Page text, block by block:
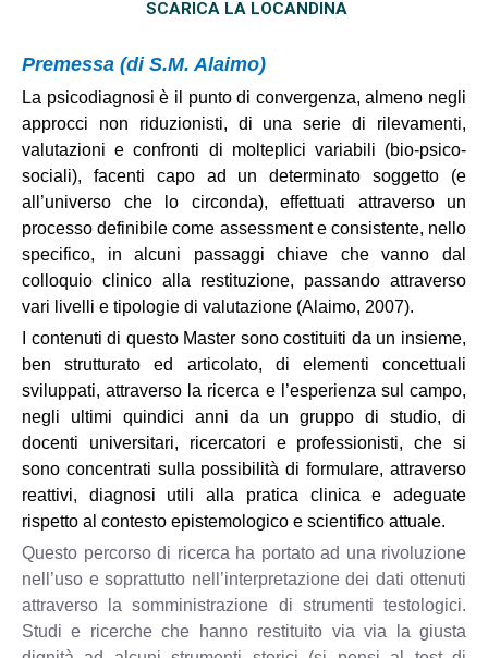
SCARICA LA LOCANDINA
Premessa (di S.M. Alaimo)
La psicodiagnosi è il punto di convergenza, almeno negli
approcci non riduzionisti, di una serie di rilevamenti,
valutazioni e confronti di molteplici variabili (bio-psico-
sociali), facenti capo ad un determinato soggetto (e
all’universo che lo circonda), effettuati attraverso un
processo definibile come assessment e consistente, nello
specifico, in alcuni passaggi chiave che vanno dal
colloquio clinico alla restituzione, passando attraverso
vari livelli e tipologie di valutazione (Alaimo, 2007).
I contenuti di questo Master sono costituiti da un insieme,
ben strutturato ed articolato, di elementi concettuali
sviluppati, attraverso la ricerca e l’esperienza sul campo,
negli ultimi quindici anni da un gruppo di studio, di
docenti universitari, ricercatori e professionisti, che si
sono concentrati sulla possibilità di formulare, attraverso
reattivi, diagnosi utili alla pratica clinica e adeguate
rispetto al contesto epistemologico e scientifico attuale.
Questo percorso di ricerca ha portato ad una rivoluzione
nell’uso e soprattutto nell’interpretazione dei dati ottenuti
attraverso la somministrazione di strumenti testologici.
Studi e ricerche che hanno restituito via via la giusta